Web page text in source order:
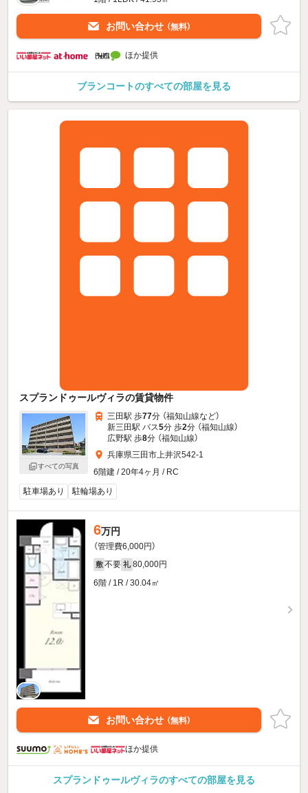
お問い合わせ （無料）
ほか提供
ブランコートのすべての部屋を見る
スプランドゥールヴィラの賃貸物件
すべての写真
三田駅 歩77分 （福知山線など）
新三田駅 バス5分 歩2分 （福知山線）
広野駅 歩8分 （福知山線）
兵庫県三田市上井沢542-1
6階建 / 20年4ヶ月 / RC
駐車場あり
駐輪場あり
6万円
（管理費6,000円）
敷 不要 礼 80,000円
6階 / 1R / 30.04㎡
お問い合わせ （無料）
ほか提供
スプランドゥールヴィラのすべての部屋を見る